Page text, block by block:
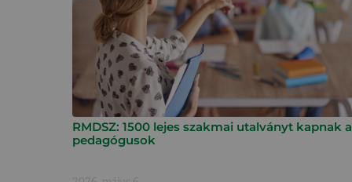
RMDSZ: 1500 lejes szakmai utalványt kapnak a
pedagógusok